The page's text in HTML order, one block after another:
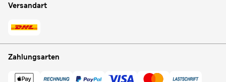
Versandart
Zahlungsarten